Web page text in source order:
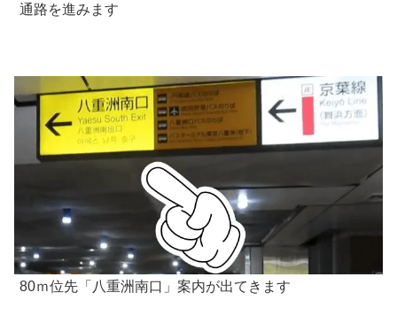
通路を進みます
80ｍ位先「八重洲南口」案内が出てきます